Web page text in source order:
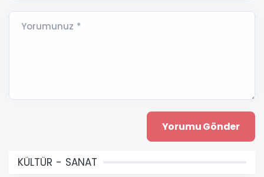
Yorumunuz *
KÜLTÜR - SANAT